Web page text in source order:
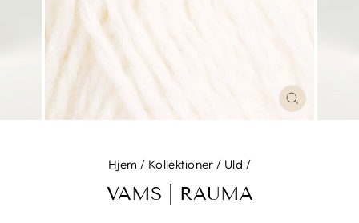
LUK
Hjem / Kollektioner / Uld /
VAMS | RAUMA